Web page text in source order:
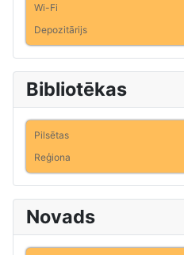
Wi-Fi
Depozitārijs
Bibliotēkas
Pilsētas
Reģiona
Novads